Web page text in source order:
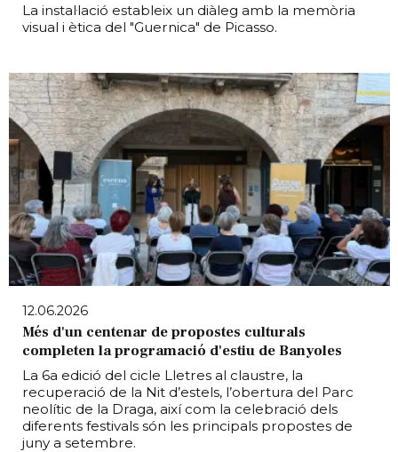
La instal·lació estableix un diàleg amb la memòria
visual i ètica del "Guernica" de Picasso.
12.06.2026
Més d'un centenar de propostes culturals
completen la programació d'estiu de Banyoles
La 6a edició del cicle Lletres al claustre, la
recuperació de la Nit d’estels, l’obertura del Parc
neolític de la Draga, així com la celebració dels
diferents festivals són les principals propostes de
juny a setembre.